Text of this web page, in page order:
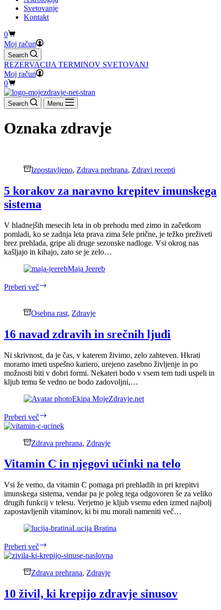
Svetovanje
Kontakt
Shopping
cart
0
Moj račun
Search
REZERVACIJA TERMINOV SVETOVANJ
Moj račun
Shopping
cart
0
Search Menu
Oznaka zdravje
Izpostavljeno, Zdrava prehrana, Zdravi recepti
5 korakov za naravno krepitev imunskega
sistema
V hladnejših mesecih leta in ob prehodu med zimo in začetkom
pomladi, ko se zadnja leta prava zima šele prične, je težko preživeti
brez prehlada, gripe ali druge sezonske nadloge. Vsi okrog nas
kašljajo in kihajo, zato se je zelo…
Maja Jeereb
Preberi več
naravno
imunskega
sistema
Osebna rast, Zdravje
16 navad zdravih in srečnih ljudi
Ni skrivnost, da je čas, v katerem živimo, zelo zahteven. Hkrati
moramo imeti uspešno kariero, urejeno zasebno življenje in po
možnosti biti v dobri formi. Nekateri bodo v vsem tem tudi uspeli in
kljub temu še vedno ne bodo zadovoljni,…
Ekipa MojeZdravje.net
Preberi več
navad
in
ljudi
Zdrava prehrana, Zdravje
Vitamin C in njegovi učinki na telo
Vsi že vemo, da vitamin C pomaga pri prehladih in pri krepitvi
imunskega sistema, vendar pa je poleg tega odgovoren še za veliko
drugih funkcij v telesu. Verjetno je kljub vsemu eden izmed najbolj
zapostavljenih vitaminov, ki bi mu morali nameniti več…
Lucija Bratina
Preberi več
C
in
njegovi
na
telo
Zdrava prehrana, Zdravje
10 živil, ki krepijo zdravje sinusov